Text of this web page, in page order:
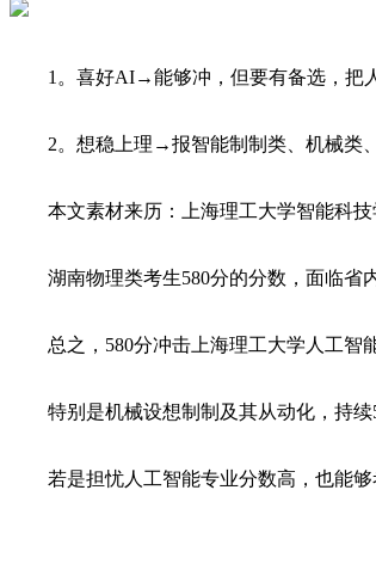
1。喜好AI→能够冲，但要有备选，把人
2。想稳上理→报智能制制类、机械类、
本文素材来历：上海理工大学智能科技
湖南物理类考生580分的分数，面临省内
总之，580分冲击上海理工大学人工智能
特别是机械设想制制及其从动化，持续5
若是担忧人工智能专业分数高，也能够